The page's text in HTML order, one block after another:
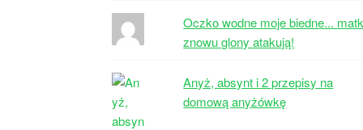
Oczko wodne moje biedne...
znowu glony atakują!
Anyż, absynt i 2 przepisy na
domową anyżówkę